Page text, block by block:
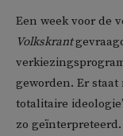
Een week voor de
Volkskrant
geworden. Er staat
totalitaire
zo